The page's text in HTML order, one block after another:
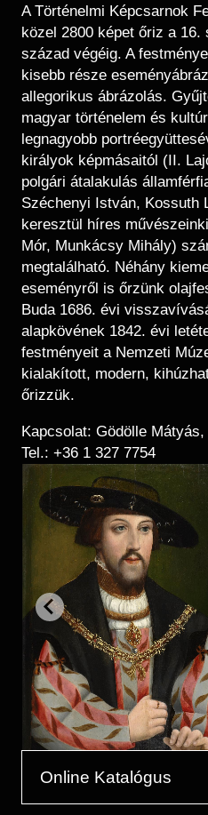
Régészet
Tagintézmények
Felnőttképzés
Közérdekű adatok
Képcsarnok
Történeti Fényképtár
Éremtár
Adattár
Központi Könyvtár
A Történelmi Képcsarnok
közel 2800 képet őriz a 16.
század végéig. A
kisebb része
allegorikus ábrázolás.
magyar történelem és
legnagyobb
királyok képmásaitól (II.
polgári átalakulás
Széchenyi István, Kossuth
keresztül híres
Mór, Munkácsy Mihály)
megtalálható. Néhány
eseményről is őrzünk
Buda 1686. évi
alapkövének 1842. évi
festményeit a Nemzeti
kialakított, modern,
őrizzük.
Kapcsolat: Gödölle Mátyás,
Tel.: +36 1 327 7754
Online Katalógus